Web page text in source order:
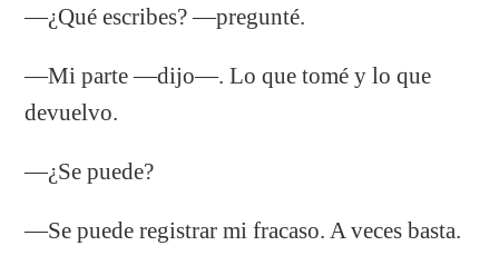
—¿Qué escribes? —pregunté.
—Mi parte —dijo—. Lo que tomé y lo que
devuelvo.
—¿Se puede?
—Se puede registrar mi fracaso. A veces basta.